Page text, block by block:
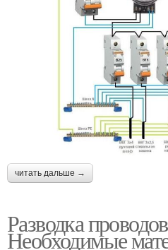
читать дальше →
Разводка
Необходимые